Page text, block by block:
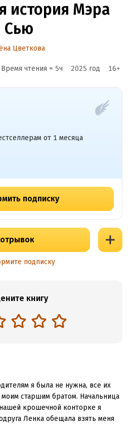
история Мэра
Сью
Цветкова
Время чтения ≈ 5ч 2025 год 16+
от 1 месяца
подписку
подписку
книгу
я была не нужна, все их
старшим братом. Начальница
крошечной конторке я
Ленка обещала взять меня